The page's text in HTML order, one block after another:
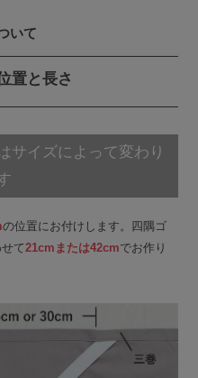
いて
置と長さ
サイズによって変わり
の位置にお付けします。四隅ゴ
せて21cmまたは42cmでお作り